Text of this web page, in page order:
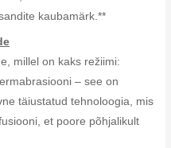
kaubamärk.**
millel on kaks režiimi:
– see on
täiustatud tehnoloogia, mis
et poore põhjalikult